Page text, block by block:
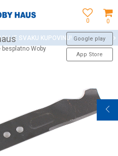
0
0
besplatno Woby
Google play
App Store
SVAKU KUPOVINU!